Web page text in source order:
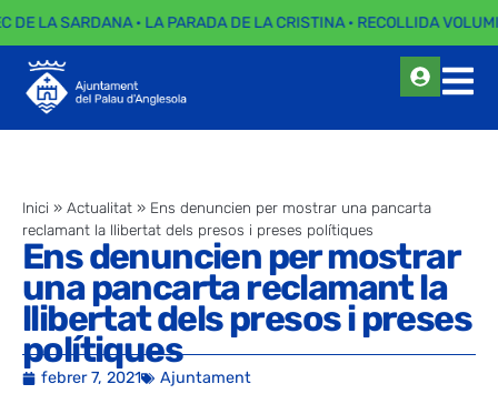
DE LA SARDANA · LA PARADA DE LA CRISTINA · RECOLLIDA
Inici » Actualitat » Ens denuncien per mostrar una pancarta
reclamant la llibertat dels presos i preses polítiques
Ens denuncien per mostrar
una pancarta reclamant la
llibertat dels presos i preses
polítiques
febrer 7, 2021 Ajuntament